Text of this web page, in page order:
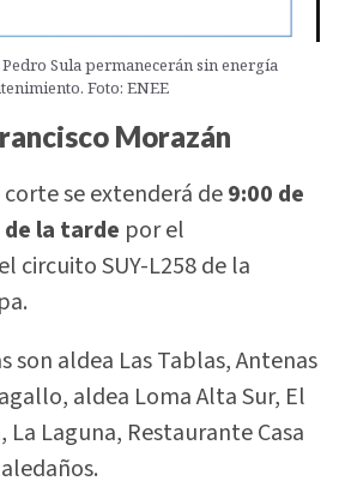
Pedro Sula permanecerán sin energía
Foto: ENEE
Morazán
se extenderá de9:00 de
de la tarde por el
circuito SUY-L258 de la
son aldea Las Tablas, Antenas
aldea Loma Alta Sur, El
La Laguna, Restaurante Casa